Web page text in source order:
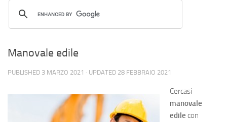
Manovale edile
PUBLISHED 3 MARZO 2021 · UPDATED 28 FEBBRAIO 2021
Cercasi
manovale
edile con